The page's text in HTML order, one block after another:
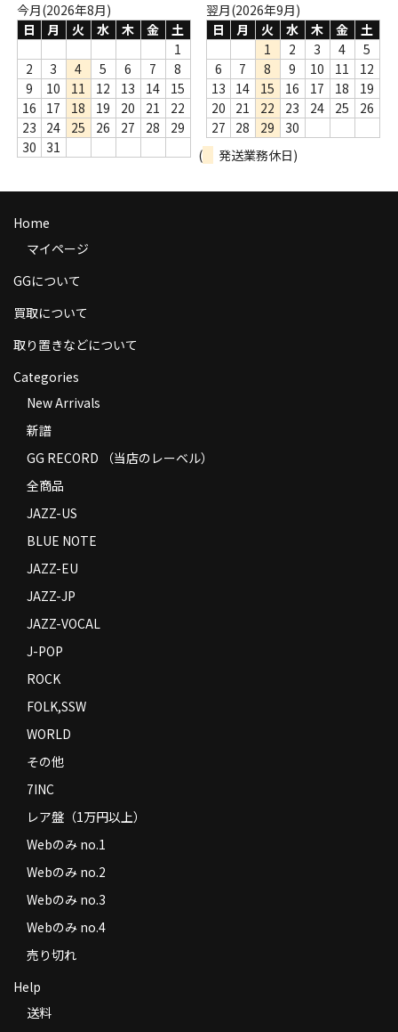
Webのみ no.2
Webのみ no.3
Webのみ no.4
売り切れ
商品の発送
お支払い方法
Privacy Policy
特定商取引法に基づく表示
今月(2026年8月)
日
月 火 水 木 金
土
1
2
3 4 5 6 7
8
9
10 11 12 13 14
15
16
17 18 19 20 21
22
23
24 25 26 27 28
29
30
31
翌月(2026年9月)
日
月 火 水 木 金
土
1
2 3 4
5
6
7 8 9 10 11
12
13
14 15 16 17 18
19
20
21 22 23 24 25
26
27
28 29
30
(
発送業務休日)
Home
マイページ
GGについて
買取について
取り置きなどについて
Categories
New Arrivals
新譜
GG RECORD （当店のレーベル）
全商品
JAZZ-US
BLUE NOTE
JAZZ-EU
JAZZ-JP
JAZZ-VOCAL
J-POP
ROCK
FOLK,SSW
WORLD
その他
7INC
レア盤（1万円以上）
Webのみ no.1
Webのみ no.2
Webのみ no.3
Webのみ no.4
売り切れ
Help
送料